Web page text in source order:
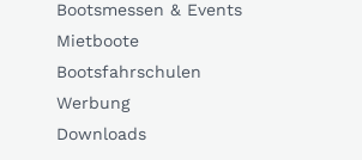
Bootsmessen & Events
Mietboote
Bootsfahrschulen
Werbung
Downloads